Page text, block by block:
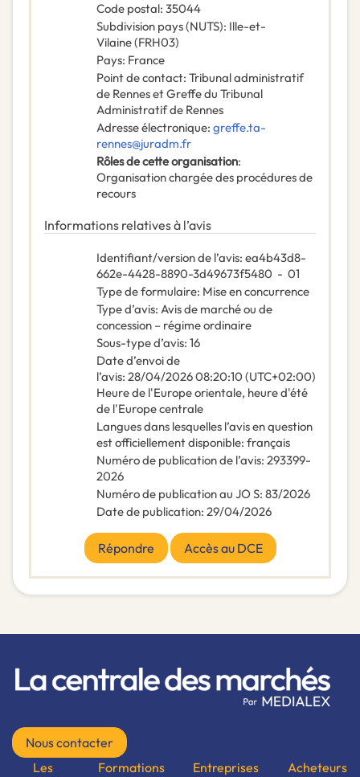
Code postal: 35044
Subdivision pays (NUTS): Ille-et-
Vilaine(FRH03)
Pays: France
Point de contact: Tribunal administratif
de Rennes et Greffe du Tribunal
Administratif de Rennes
Adresse électronique: greffe.ta-
rennes@juradm.fr
Rôles de cette organisation:
Organisation chargée des procédures de
recours
Informations relatives à l’avis
Identifiant/version de l’avis: ea4b43d8-
662e-4428-8890-3d49673f5480 - 01
Type de formulaire: Mise en concurrence
Type d’avis: Avis de marché ou de
concession – régime ordinaire
Sous-type d’avis: 16
Date d’envoi de
l’avis: 28/04/202608:20:10 (UTC+02:00)
Heure de l'Europe orientale, heure d'été
de l'Europe centrale
Langues dans lesquelles l’avis en question
est officiellement disponible: français
Numéro de publication de l’avis: 293399-
2026
Numéro de publication au JO S: 83/2026
Date de publication: 29/04/2026
Répondre Accès au DCE
Nous contacter
Les
Formations Entreprises Acheteurs